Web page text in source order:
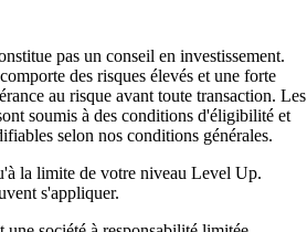
pas un conseil en investissement.
des risques élevés et une forte
au risque avant toute transaction. Les
soumis à des conditions d'éligibilité et
selon nos conditions générales.
la limite de votre niveau Level Up.
s'appliquer.